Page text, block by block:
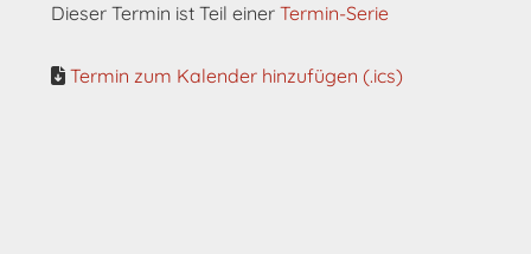
Dieser Termin ist Teil einer Termin-Serie
Termin zum Kalender hinzufügen (.ics)